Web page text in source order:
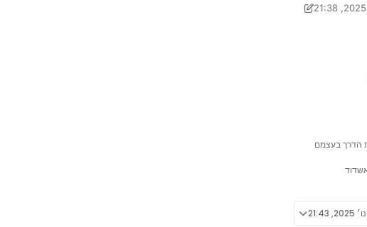
על ידי מיישה
הדרך בעצמם